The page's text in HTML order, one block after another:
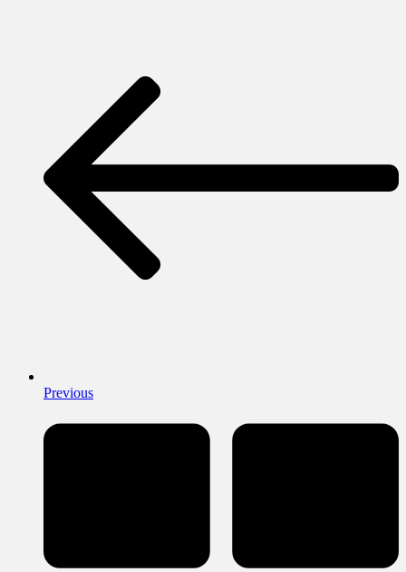
Previous